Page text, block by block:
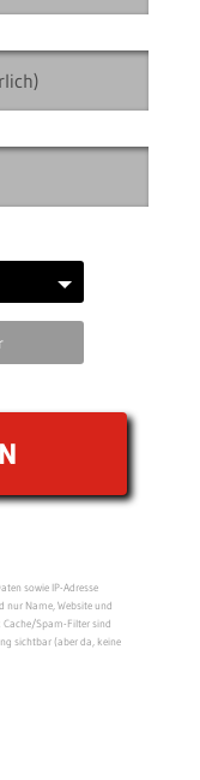
sowie IP-Adresse
nur Name, Website und
Cache/Spam-Filter sind
sichtbar (aber da, keine